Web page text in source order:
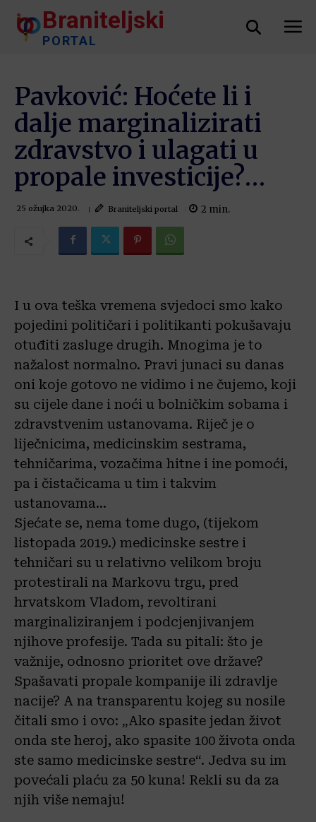
Braniteljski
PORTAL
Pavković: Hoćete li i
dalje marginalizirati
zdravstvo i ulagati u
propale investicije?…
25 ožujka 2020. Braniteljski portal 2 min.
I u ova teška vremena svjedoci smo kako
pojedini političari i politikanti pokušavaju
otuđiti zasluge drugih. Mnogima je to
nažalost normalno. Pravi junaci su danas
oni koje gotovo ne vidimo i ne čujemo, koji
su cijele dane i noći u bolničkim sobama i
zdravstvenim ustanovama. Riječ je o
liječnicima, medicinskim sestrama,
tehničarima, vozačima hitne i ine pomoći,
pa i čistačicama u tim i takvim
ustanovama…
Sjećate se, nema tome dugo, (tijekom
listopada 2019.) medicinske sestre i
tehničari su u relativno velikom broju
protestirali na Markovu trgu, pred
hrvatskom Vladom, revoltirani
marginaliziranjem i podcjenjivanjem
njihove profesije. Tada su pitali: što je
važnije, odnosno prioritet ove države?
Spašavati propale kompanije ili zdravlje
nacije? A na transparentu kojeg su nosile
čitali smo i ovo: „Ako spasite jedan život
onda ste heroj, ako spasite 100 života onda
ste samo medicinske sestre“. Jedva su im
povećali plaću za 50 kuna! Rekli su da za
njih više nemaju!